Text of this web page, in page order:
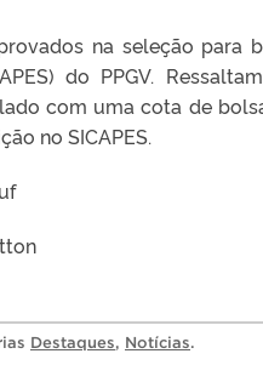
na seleção para
) do PPGV.
com uma cota de
no SICAPES.
Destaques, Notícias.